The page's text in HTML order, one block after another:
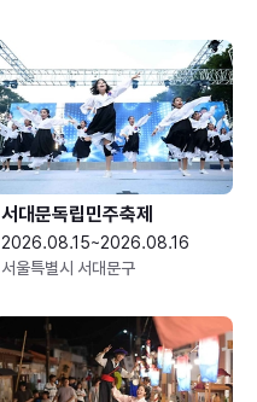
서대문독립민주축제
2026.08.15~2026.08.16
서울특별시 서대문구